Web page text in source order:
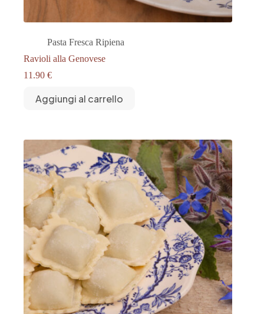
Pasta Fresca Ripiena
Ravioli alla Genovese
11.90 €
Aggiungi al carrello